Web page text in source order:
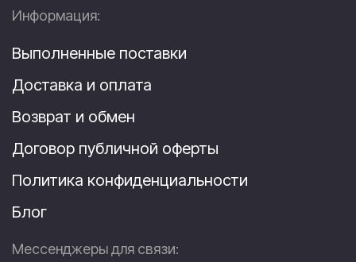
Информация:
Выполненные поставки
Доставка и оплата
Возврат и обмен
Договор публичной оферты
Политика конфиденциальности
Блог
Мессенджеры для связи: